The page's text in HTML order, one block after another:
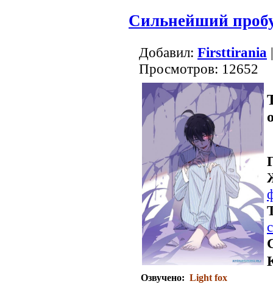
Сильнейший
Добавил: Firsttirania
Просмотров: 12652
Озвучено: Light fox